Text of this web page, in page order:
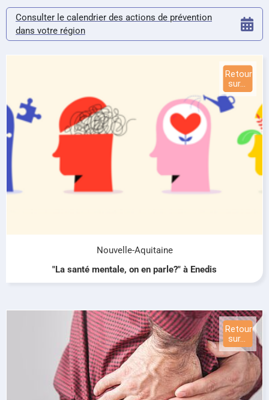
Consulter le calendrier des actions de prévention
dans votre région
Nouvelle-Aquitaine
"La santé mentale, on en parle?" à Enedis